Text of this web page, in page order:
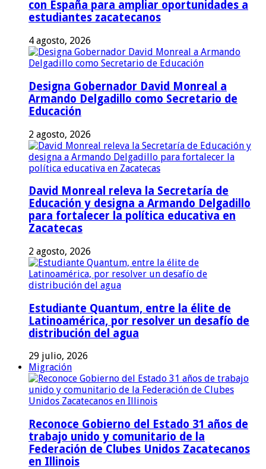
con España para ampliar oportunidades a
estudiantes zacatecanos
4 agosto, 2026
Designa Gobernador David Monreal a
Armando Delgadillo como Secretario de
Educación
2 agosto, 2026
David Monreal releva la Secretaría de
Educación y designa a Armando Delgadillo
para fortalecer la política educativa en
Zacatecas
2 agosto, 2026
Estudiante Quantum, entre la élite de
Latinoamérica, por resolver un desafío de
distribución del agua
29 julio, 2026
Migración
Reconoce Gobierno del Estado 31 años de
trabajo unido y comunitario de la
Federación de Clubes Unidos Zacatecanos
en Illinois